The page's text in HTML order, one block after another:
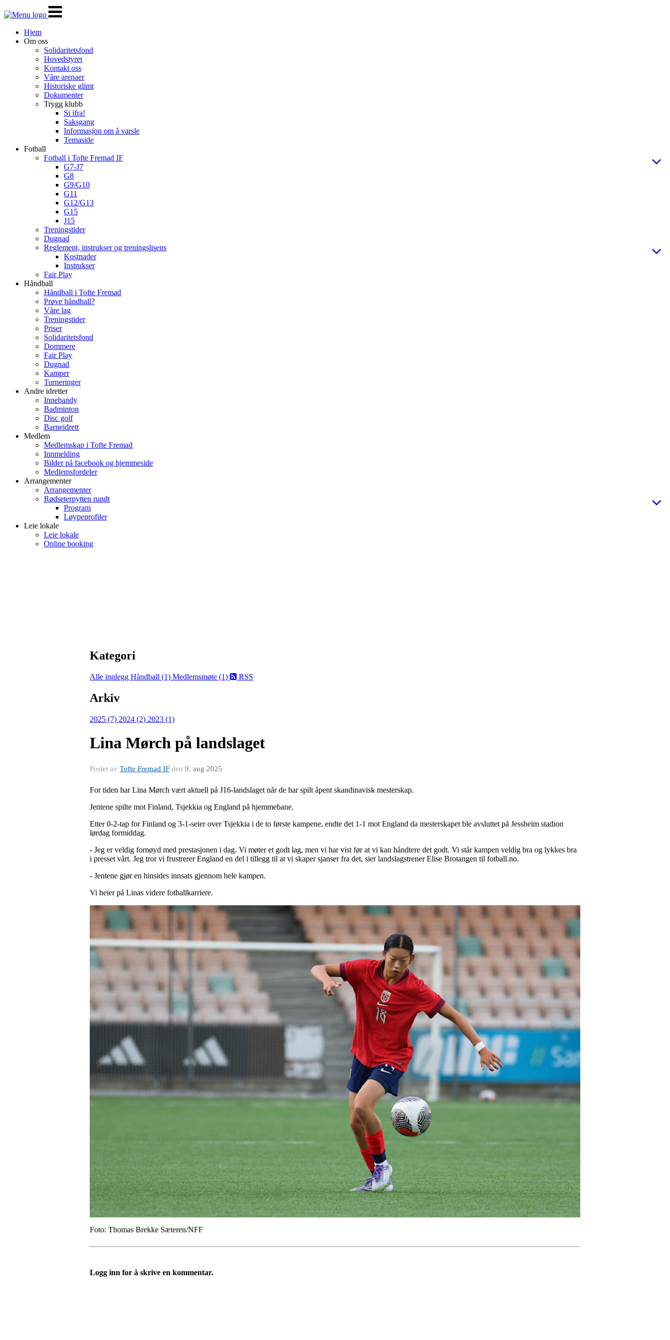
Veksle
navigasjon
Hjem
Om oss
Solidaritetsfond
Hovedstyret
Kontakt oss
Våre arenaer
Historiske glimt
Dokumenter
Trygg klubb
Si ifra!
Saksgang
Informasjon om å varsle
Temaside
Fotball
Fotball i Tofte Fremad IF
G7-J7
G8
G9/G10
G11
G12/G13
G15
J15
Treningstider
Dugnad
Reglement, instrukser og treningslisens
Kostnader
Instrukser
Fair Play
Håndball
Håndball i Tofte Fremad
Prøve håndball?
Våre lag
Treningstider
Priser
Solidaritetsfond
Dommere
Fair Play
Dugnad
Kamper
Turneringer
Andre idretter
Innebandy
Badminton
Disc golf
Barneidrett
Medlem
Medlemskap i Tofte Fremad
Innmelding
Bilder på facebook og hjemmeside
Medlemsfordeler
Arrangementer
Arrangementer
Rødseterpytten rundt
Program
Løypeprofiler
Leie lokale
Leie lokale
Online booking
Kategori
Alle innlegg Håndball (1) Medlemsmøte (1) RSS
Arkiv
2025 (7) 2024 (2) 2023 (1)
Lina Mørch på landslaget
Postet av Tofte Fremad IF den 9. aug 2025
For tiden har Lina Mørch vært aktuell på J16-landslaget når de har spilt åpent skandinavisk mesterskap.
Jentene spilte mot Finland, Tsjekkia og England på hjemmebane.
Etter 0-2-tap for Finland og 3-1-seier over Tsjekkia i de to første kampene, endte det 1-1 mot England da mesterskapet ble avsluttet på Jessheim stadion
lørdag formiddag.
- Jeg er veldig fornøyd med prestasjonen i dag. Vi møter et godt lag, men vi har vist før at vi kan håndtere det godt. Vi står kampen veldig bra og lykkes bra
i presset vårt. Jeg tror vi frustrerer England en del i tillegg til at vi skaper sjanser fra det, sier landslagstrener Elise Brotangen til fotball.no.
- Jentene gjør en hinsides innsats gjennom hele kampen.
Vi heier på Linas videre fotballkarriere.
Foto: Thomas Brekke Sæteren/NFF
Logg inn for å skrive en kommentar.